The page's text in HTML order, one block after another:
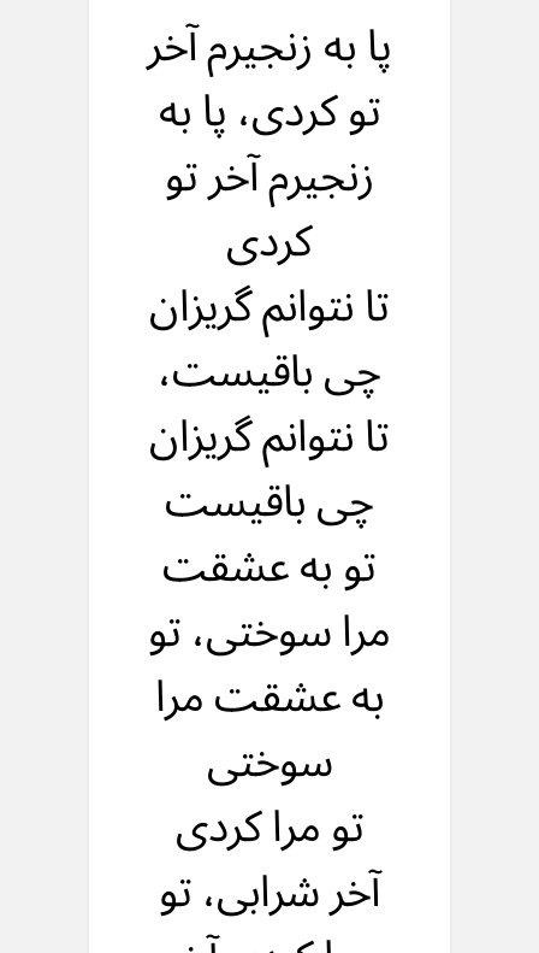
پا به زنجیرم آخر
تو کردی، پا به
زنجیرم آخر تو
کردی
تا نتوانم گریزان
چی باقیست،
تا نتوانم گریزان
چی باقیست
تو به عشقت
مرا سوختی، تو
به عشقت مرا
سوختی
تو مرا کردی
آخر شرابی، تو